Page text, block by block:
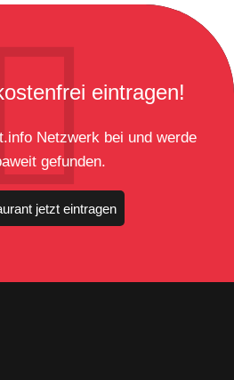
eintragen!
Netzwerk bei und werde
gefunden.
jetzt eintragen